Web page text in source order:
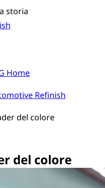
storia
Home
Refinish
del colore
del colore